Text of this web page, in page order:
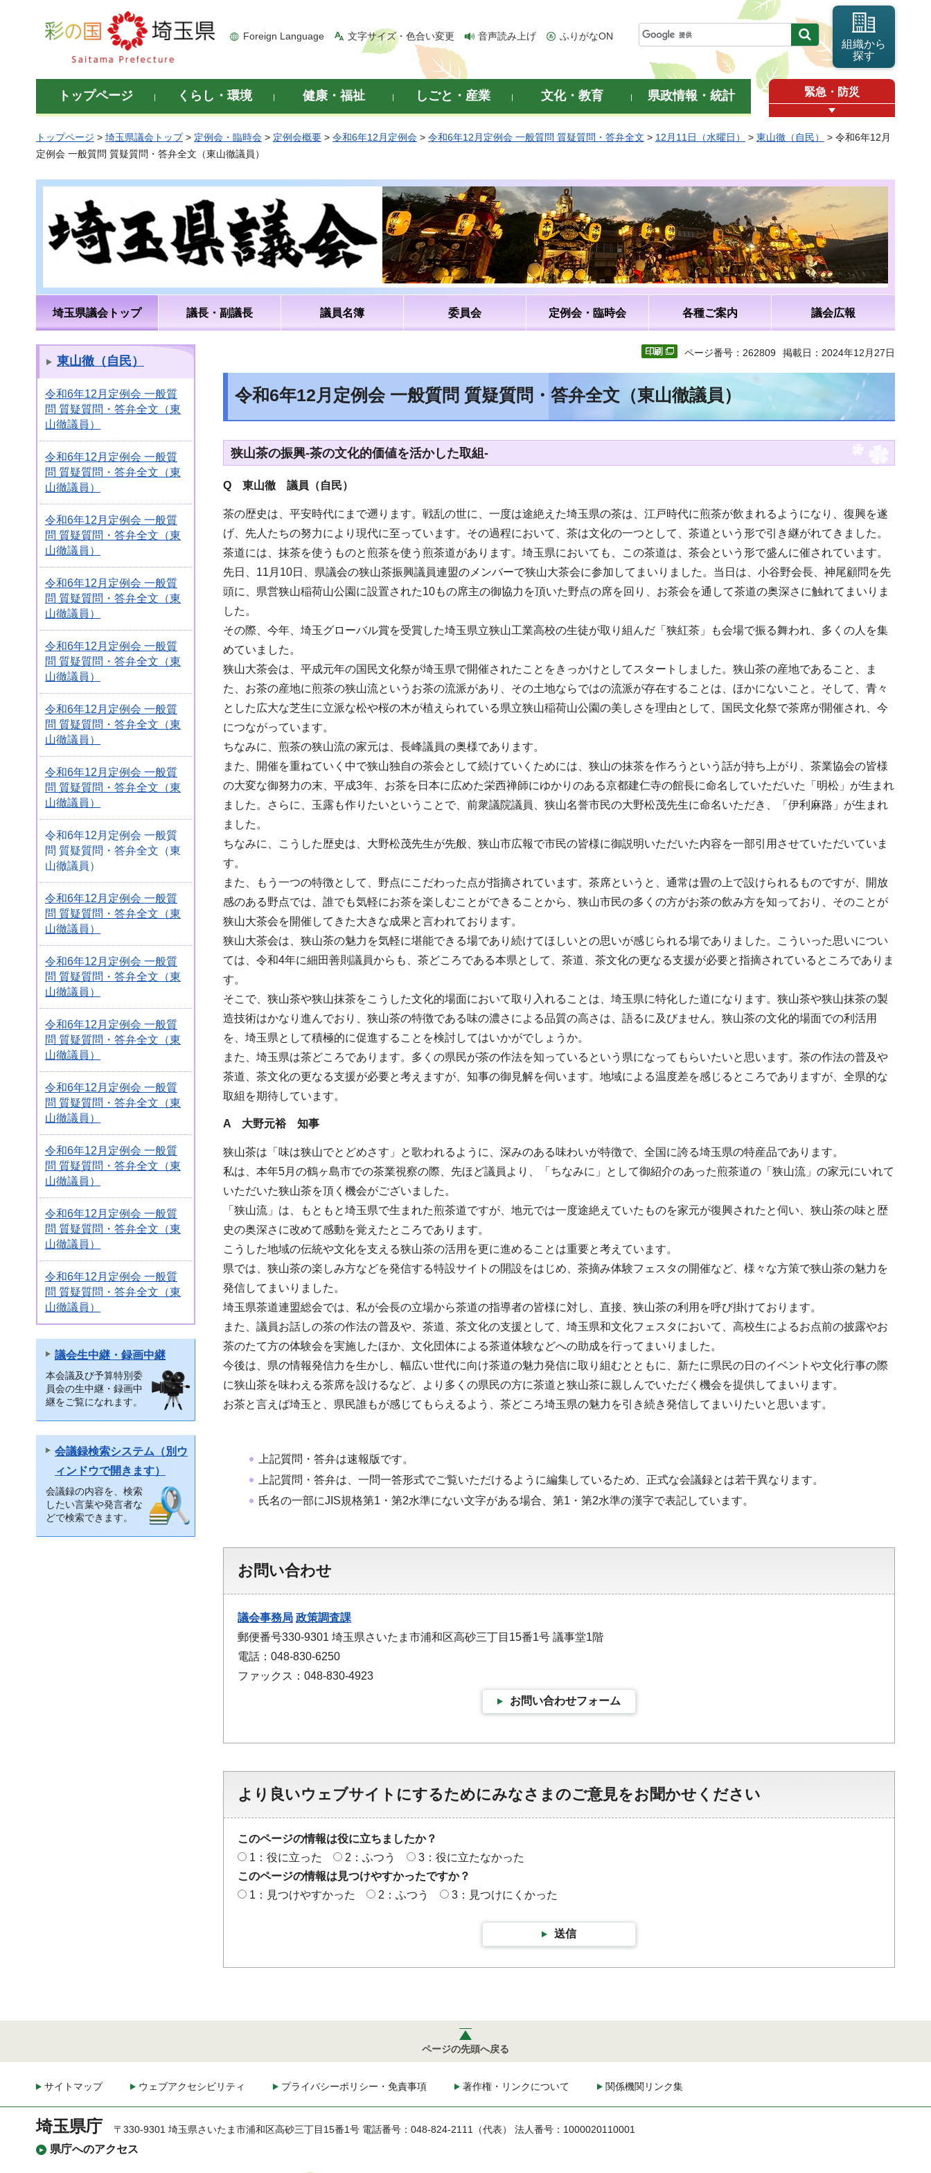
彩の国 埼玉県
Foreign Language 文字サイズ・色合い変更 音声読み上げ ふりがなON
組織から
探す
トップページ くらし・環境 健康・福祉 しごと・産業 文化・教育 県政情報・統計 緊急・防災
トップページ > 埼玉県議会トップ> 定例会・臨時会 > 定例会概要 > 令和6年12月定例会 > 令和6年12月定例会 一般質問 質疑質問・答弁全文 > 12月11日（水曜日） > 東山徹（自民）
> 令和6年12月
定例会 一般質問 質疑質問・答弁全文（東山徹議員）
埼玉県議会トップ 議長・副議長 議員名簿 委員会 定例会・臨時会 各種ご案内 議会広報
東山徹（自民）
令和6年12月定例会 一般質
問 質疑質問・答弁全文（東
山徹議員）
令和6年12月定例会 一般質
問 質疑質問・答弁全文（東
山徹議員）
令和6年12月定例会 一般質
問 質疑質問・答弁全文（東
山徹議員）
令和6年12月定例会 一般質
問 質疑質問・答弁全文（東
山徹議員）
令和6年12月定例会 一般質
問 質疑質問・答弁全文（東
山徹議員）
令和6年12月定例会 一般質
問 質疑質問・答弁全文（東
山徹議員）
令和6年12月定例会 一般質
問 質疑質問・答弁全文（東
山徹議員）
令和6年12月定例会 一般質
問 質疑質問・答弁全文（東
山徹議員）
令和6年12月定例会 一般質
問 質疑質問・答弁全文（東
山徹議員）
令和6年12月定例会 一般質
問 質疑質問・答弁全文（東
山徹議員）
令和6年12月定例会 一般質
問 質疑質問・答弁全文（東
山徹議員）
令和6年12月定例会 一般質
問 質疑質問・答弁全文（東
山徹議員）
令和6年12月定例会 一般質
問 質疑質問・答弁全文（東
山徹議員）
令和6年12月定例会 一般質
問 質疑質問・答弁全文（東
山徹議員）
令和6年12月定例会 一般質
問 質疑質問・答弁全文（東
山徹議員）
議会生中継・録画中継
本会議及び予算特別委
員会の生中継・録画中
継をご覧になれます。
会議録検索システム（別ウ
ィンドウで開きます）
会議録の内容を、検索
したい言葉や発言者な
どで検索できます。
ページ番号：262809 掲載日：2024年12月27日
令和6年12月定例会 一般質問 質疑質問・答弁全文（東山徹議員）
狭山茶の振興-茶の文化的価値を活かした取組-
Q 東山徹 議員（自民）
茶の歴史は、平安時代にまで遡ります。戦乱の世に、一度は途絶えた埼玉県の茶は、江戸時代に煎茶が飲まれるようになり、復興を遂
げ、先人たちの努力により現代に至っています。その過程において、茶は文化の一つとして、茶道という形で引き継がれてきました。
茶道には、抹茶を使うものと煎茶を使う煎茶道があります。埼玉県においても、この茶道は、茶会という形で盛んに催されています。
先日、11月10日、県議会の狭山茶振興議員連盟のメンバーで狭山大茶会に参加してまいりました。当日は、小谷野会長、神尾顧問を先
頭に、県営狭山稲荷山公園に設置された10もの席主の御協力を頂いた野点の席を回り、お茶会を通して茶道の奥深さに触れてまいりま
した。
その際、今年、埼玉グローバル賞を受賞した埼玉県立狭山工業高校の生徒が取り組んだ「狭紅茶」も会場で振る舞われ、多くの人を集
めていました。
狭山大茶会は、平成元年の国民文化祭が埼玉県で開催されたことをきっかけとしてスタートしました。狭山茶の産地であること、ま
た、お茶の産地に煎茶の狭山流というお茶の流派があり、その土地ならではの流派が存在することは、ほかにないこと。そして、青々
とした広大な芝生に立派な松や桜の木が植えられている県立狭山稲荷山公園の美しさを理由として、国民文化祭で茶席が開催され、今
につながっています。
ちなみに、煎茶の狭山流の家元は、長峰議員の奥様であります。
また、開催を重ねていく中で狭山独自の茶会として続けていくためには、狭山の抹茶を作ろうという話が持ち上がり、茶業協会の皆様
の大変な御努力の末、平成3年、お茶を日本に広めた栄西禅師にゆかりのある京都建仁寺の館長に命名していただいた「明松」が生まれ
ました。さらに、玉露も作りたいということで、前衆議院議員、狭山名誉市民の大野松茂先生に命名いただき、「伊利麻路」が生まれ
ました。
ちなみに、こうした歴史は、大野松茂先生が先般、狭山市広報で市民の皆様に御説明いただいた内容を一部引用させていただいていま
す。
また、もう一つの特徴として、野点にこだわった点が指摘されています。茶席というと、通常は畳の上で設けられるものですが、開放
感のある野点では、誰でも気軽にお茶を楽しむことができることから、狭山市民の多くの方がお茶の飲み方を知っており、そのことが
狭山大茶会を開催してきた大きな成果と言われております。
狭山大茶会は、狭山茶の魅力を気軽に堪能できる場であり続けてほしいとの思いが感じられる場でありました。こういった思いについ
ては、令和4年に細田善則議員からも、茶どころである本県として、茶道、茶文化の更なる支援が必要と指摘されているところでありま
す。
そこで、狭山茶や狭山抹茶をこうした文化的場面において取り入れることは、埼玉県に特化した道になります。狭山茶や狭山抹茶の製
造技術はかなり進んでおり、狭山茶の特徴である味の濃さによる品質の高さは、語るに及びません。狭山茶の文化的場面での利活用
を、埼玉県として積極的に促進することを検討してはいかがでしょうか。
また、埼玉県は茶どころであります。多くの県民が茶の作法を知っているという県になってもらいたいと思います。茶の作法の普及や
茶道、茶文化の更なる支援が必要と考えますが、知事の御見解を伺います。地域による温度差を感じるところでありますが、全県的な
取組を期待しています。
A 大野元裕 知事
狭山茶は「味は狭山でとどめさす」と歌われるように、深みのある味わいが特徴で、全国に誇る埼玉県の特産品であります。
私は、本年5月の鶴ヶ島市での茶業視察の際、先ほど議員より、「ちなみに」として御紹介のあった煎茶道の「狭山流」の家元にいれて
いただいた狭山茶を頂く機会がございました。
「狭山流」は、もともと埼玉県で生まれた煎茶道ですが、地元では一度途絶えていたものを家元が復興されたと伺い、狭山茶の味と歴
史の奥深さに改めて感動を覚えたところであります。
こうした地域の伝統や文化を支える狭山茶の活用を更に進めることは重要と考えています。
県では、狭山茶の楽しみ方などを発信する特設サイトの開設をはじめ、茶摘み体験フェスタの開催など、様々な方策で狭山茶の魅力を
発信してまいりました。
埼玉県茶道連盟総会では、私が会長の立場から茶道の指導者の皆様に対し、直接、狭山茶の利用を呼び掛けております。
また、議員お話しの茶の作法の普及や、茶道、茶文化の支援として、埼玉県和文化フェスタにおいて、高校生によるお点前の披露やお
茶のたて方の体験会を実施したほか、文化団体による茶道体験などへの助成を行ってまいりました。
今後は、県の情報発信力を生かし、幅広い世代に向け茶道の魅力発信に取り組むとともに、新たに県民の日のイベントや文化行事の際
に狭山茶を味わえる茶席を設けるなど、より多くの県民の方に茶道と狭山茶に親しんでいただく機会を提供してまいります。
お茶と言えば埼玉と、県民誰もが感じてもらえるよう、茶どころ埼玉県の魅力を引き続き発信してまいりたいと思います。
上記質問・答弁は速報版です。
上記質問・答弁は、一問一答形式でご覧いただけるように編集しているため、正式な会議録とは若干異なります。
氏名の一部にJIS規格第1・第2水準にない文字がある場合、第1・第2水準の漢字で表記しています。
お問い合わせ
議会事務局 政策調査課
郵便番号330-9301 埼玉県さいたま市浦和区高砂三丁目15番1号 議事堂1階
電話：048-830-6250
ファックス：048-830-4923
お問い合わせフォーム
より良いウェブサイトにするためにみなさまのご意見をお聞かせください
このページの情報は役に立ちましたか？
1：役に立った
2：ふつう
3：役に立たなかった
このページの情報は見つけやすかったですか？
1：見つけやすかった
2：ふつう 3：見つけにくかった
送信
ページの先頭へ戻る
サイトマップ ウェブアクセシビリティ プライバシーポリシー・免責事項 著作権・リンクについて 関係機関リンク集
埼玉県庁
県庁へのアクセス
〒330-9301 埼玉県さいたま市浦和区高砂三丁目15番1号 電話番号：048-824-2111（代表） 法人番号：1000020110001